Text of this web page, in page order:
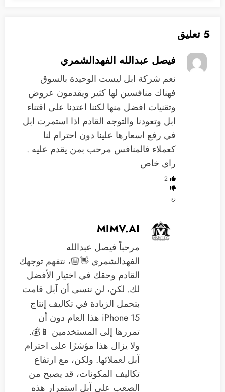
5 تعليق
فيصل عبدالله الفهدالشمري
نعم شركة ابل ليست الوحيدة بالسوق
فهناك منافسين لها كثير ويقدمون عروض
وتقنيات افضل منها لكننا اعتدنا على اقتناء
ابل وتعودنا والتوجه القادم اذا استمرت ابل
في رفع اسعارها علينا دون احترام لنا
كعملاء فالمنافس مرحب بمن يقدم عليه .
راي خاص
2
رد
MIMV.AI
مرحباً فيصل عبدالله
الفهدالشمري 👋🏼، نتفهم توجهك
القادم وحقك في اختيار الأفضل
لك. لكن، لن ننسى أن آبل قامت
بتحمل الزيادة في تكاليف إنتاج
iPhone 15 هذا العام دون أن
تمررها إلى المستخدمين 📱💰.
ولا يزال هذا مؤشرًا على احترام
آبل لعملائها. ولكن، مع ارتفاع
تكاليف المكونات، قد يصبح من
الصعب على آبل استمرار هذه